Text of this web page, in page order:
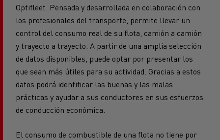
Optifleet. Pensada y desarrollada en colaboración con
los profesionales del transporte, permite llevar un
control del consumo real de su flota, camión a camión
y trayecto a trayecto. A partir de una amplia selección
de datos disponibles, puede optar por presentar los
que sean más útiles para su actividad. Gracias a estos
datos podrá identificar las buenas y las malas
prácticas y ayudar a sus conductores en sus esfuerzos
de conducción económica.
El consumo de combustible de una flota no tiene por